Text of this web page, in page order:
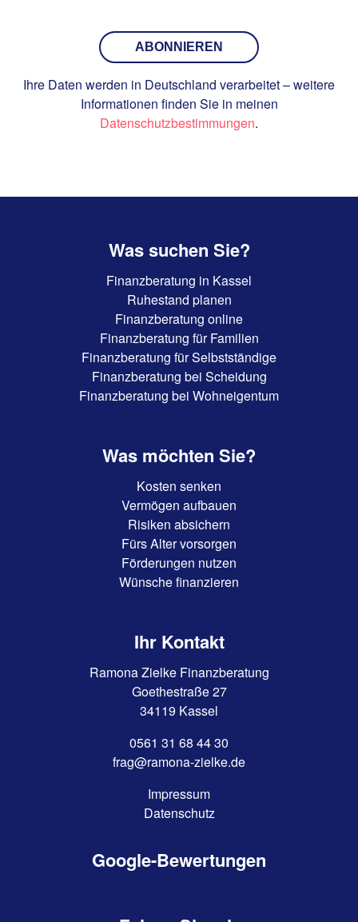
Ihre Daten werden in Deutschland verarbeitet – weitere
Informationen finden Sie in meinen
Datenschutzbestimmungen.
Was suchen Sie?
Finanzberatung in Kassel
Ruhestand planen
Finanzberatung online
Finanzberatung für Familien
Finanzberatung für Selbstständige
Finanzberatung bei Scheidung
Finanzberatung bei Wohneigentum
Was möchten Sie?
Kosten senken
Vermögen aufbauen
Risiken absichern
Fürs Alter vorsorgen
Förderungen nutzen
Wünsche finanzieren
Ihr Kontakt
Ramona Zielke Finanzberatung
Goethestraße 27
34119 Kassel
0561 31 68 44 30
frag@ramona-zielke.de
Impressum
Datenschutz
Google-Bewertungen